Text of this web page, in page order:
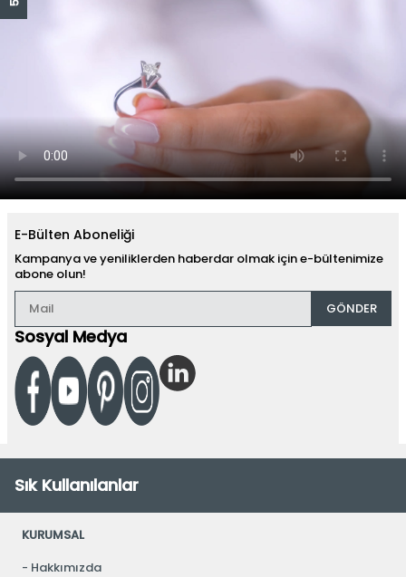
E-Bülten Aboneliği
Kampanya ve yeniliklerden haberdar olmak için e-bültenimize
abone olun!
GÖNDER
Sosyal Medya
Sık Kullanılanlar
KURUMSAL
Hakkımızda